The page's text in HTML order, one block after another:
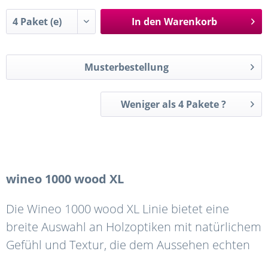
In den Warenkorb
Musterbestellung
Weniger als 4 Pakete ?
wineo 1000 wood XL
Die Wineo 1000 wood XL Linie bietet eine
breite Auswahl an Holzoptiken mit natürlichem
Gefühl und Textur, die dem Aussehen echten